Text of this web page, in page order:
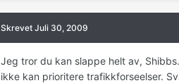
Skrevet Juli 30, 2009
Jeg tror du kan slappe helt av,
ikke kan prioritere trafikkforseelser.